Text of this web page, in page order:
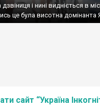
і нині видніється в
це була висотна домінанта
сайт “Україна